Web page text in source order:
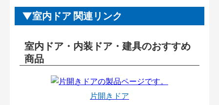
室内ドア 関連リンク
室内ドア・内装ドア・建具のおすすめ
商品
片開きドア